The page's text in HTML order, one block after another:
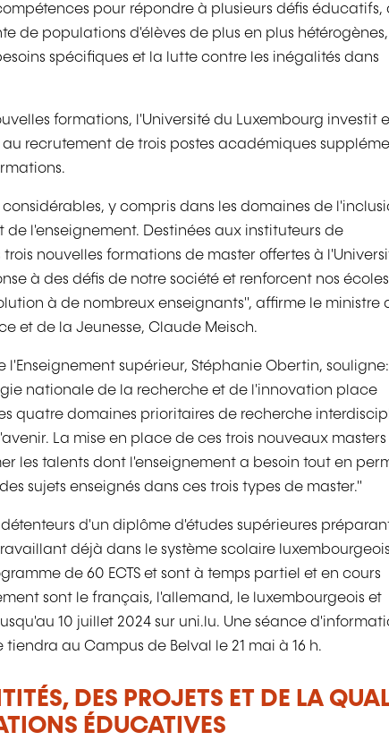
pour répondre à plusieurs défis éducatifs,
de populations d'élèves de plus en plus
spécifiques et la lutte contre les inégalités dans
formations, l'Université du Luxembourg investit
recrutement de trois postes académiques
y compris dans les domaines de
l'enseignement. Destinées aux instituteurs de
nouvelles formations de master offertes à
à des défis de notre société et renforcent nos
à de nombreux enseignants", affirme le ministre
et de la Jeunesse, Claude Meisch.
l'Enseignement supérieur, Stéphanie Obertin,
nationale de la recherche et de l'innovation place
quatre domaines prioritaires de recherche
La mise en place de ces trois nouveaux masters
les talents dont l'enseignement a besoin tout en
sujets enseignés dans ces trois types de master."
détenteurs d'un diplôme d'études supérieures
déjà dans le système scolaire
de 60 ECTS et sont à temps partiel et en cours
sont le français, l'allemand, le luxembourgeois et
10 juillet 2024 sur uni.lu. Une séance
tiendra au Campus de Belval le 21 mai à 16 h.
DES PROJETS ET DE LA
ÉDUCATIVES